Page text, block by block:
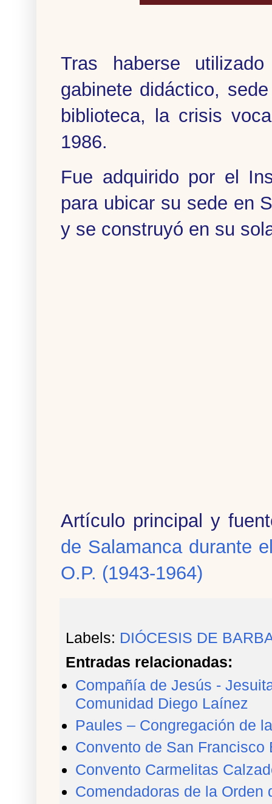
Tras haberse
gabinete didáctico,
biblioteca, la crisis
1986.
Fue adquirido por el
para ubicar su sede en
y se construyó en su
Artículo principal y
de Salamanca durante
O.P. (1943-1964)
Labels: DIÓCESIS DE
Entradas relacionadas:
Compañía de Jesús -
Comunidad Diego Laínez
Paules – Congregación de
Convento de San
Convento Carmelitas
Comendadoras de la